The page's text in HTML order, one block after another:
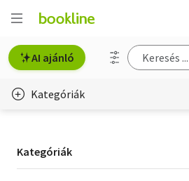
AI ajánló
Kategóriák
Régi képeslap
Kategória
szűrés
Kategóriák